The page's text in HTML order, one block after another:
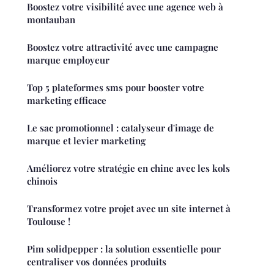
Boostez votre visibilité avec une agence web à
montauban
Boostez votre attractivité avec une campagne
marque employeur
Top 5 plateformes sms pour booster votre
marketing efficace
Le sac promotionnel : catalyseur d'image de
marque et levier marketing
Améliorez votre stratégie en chine avec les kols
chinois
Transformez votre projet avec un site internet à
Toulouse !
Pim solidpepper : la solution essentielle pour
centraliser vos données produits